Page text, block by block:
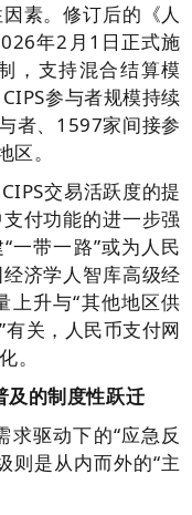
素。修订后的《人
年2月1日正式施
，支持混合结算模
参与者规模持续
者、1597家间接参
。
交易活跃度的提
付功能的进一步强
一带一路”或为人民
济学人智库高级经
上升与“其他地区供
关，人民币支付网
。
及的制度性跃迁
求驱动下的“应急反
则是从内而外的“主